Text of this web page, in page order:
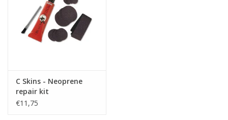
Accessories
Men
Sale
C Skins - Neoprene
repair kit
€11,75